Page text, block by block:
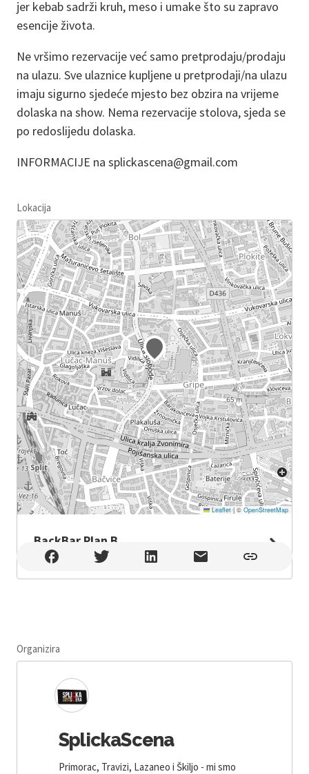
jer kebab sadrži kruh, meso i umake što su zapravo
esencije života.
Ne vršimo rezervacije već samo pretprodaju/prodaju
na ulazu. Sve ulaznice kupljene u pretprodaji/na ulazu
imaju sigurno sjedeće mjesto bez obzira na vrijeme
dolaska na show. Nema rezervacije stolova, sjeda se
po redoslijedu dolaska.
INFORMACIJE na splickascena@gmail.com
Lokacija
Leaflet |© OpenStreetMap
BackBar Plan B
BackBar Plan B , Split
Organizira
SplickaScena
Primorac, Travizi, Lazaneo i Škiljo - mi smo